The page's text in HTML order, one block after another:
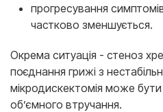
прогресування
частково зменшується.
Окрема ситуація - стеноз
поєднання грижі з
мікродискектомія може
об’ємного втручання.